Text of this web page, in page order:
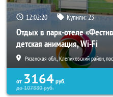
12:02:19 Купили:23
Отдых в парк-отеле
детская анимация, Wi-Fi
Рязанская обл., Клепиковский район,
от 3164 руб.
до107880руб.